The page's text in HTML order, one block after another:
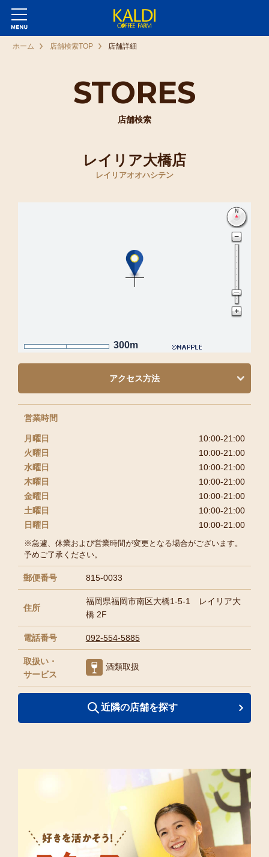
STORES
店舗検索
ホーム 店舗検索TOP 店舗詳細
レイリア大橋店
レイリアオオハシテン
300m
営業時間
月曜日
10:00-21:00
火曜日
10:00-21:00
水曜日
10:00-21:00
木曜日
10:00-21:00
金曜日
10:00-21:00
土曜日
10:00-21:00
日曜日
10:00-21:00
※急遽、休業および営業時間が変更となる場合がございます。
予めご了承ください。
郵便番号 815-0033
住所
福岡県福岡市南区大橋1-5-1 レイリア大
橋 2F
電話番号 092-554-5885
取扱い・
サービス
酒類取扱
アクセス方法